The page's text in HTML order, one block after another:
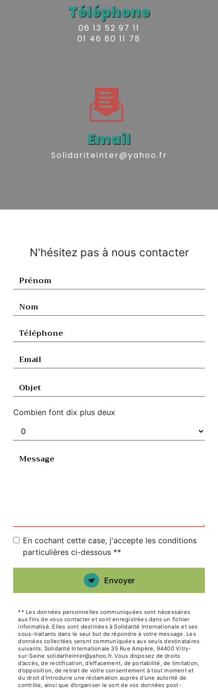
Téléphone
06 13 52 97 11
01 46 80 11 78
Email
solidariteinter@yahoo.fr
N'hésitez pas à nous contacter
Combien font dix plus deux
En cochant cette case, j'accepte les conditions
particulières ci-dessous **
Envoyer
** Les données personnelles communiquées sont nécessaires
aux fins de vous contacter et sont enregistrées dans un fichier
informatisé. Elles sont destinées à Solidarité Internationale et ses
sous-traitants dans le seul but de répondre à votre message. Les
données collectées seront communiquées aux seuls destinataires
suivants: Solidarité Internationale 35 Rue Ampère, 94400 Vitry-
sur-Seine solidariteinter@yahoo.fr. Vous disposez de droits
d’accès, de rectification, d’effacement, de portabilité, de limitation,
d’opposition, de retrait de votre consentement à tout moment et
du droit d’introduire une réclamation auprès d’une autorité de
contrôle, ainsi que d’organiser le sort de vos données post-